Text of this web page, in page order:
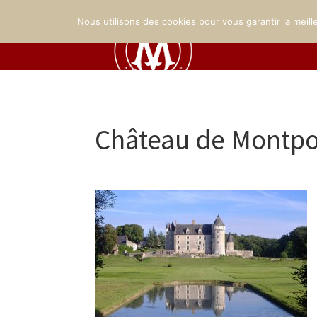
Château de
Nous utilisons des cookies pour vous garantir la